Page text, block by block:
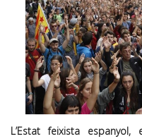
L’Estat feixista